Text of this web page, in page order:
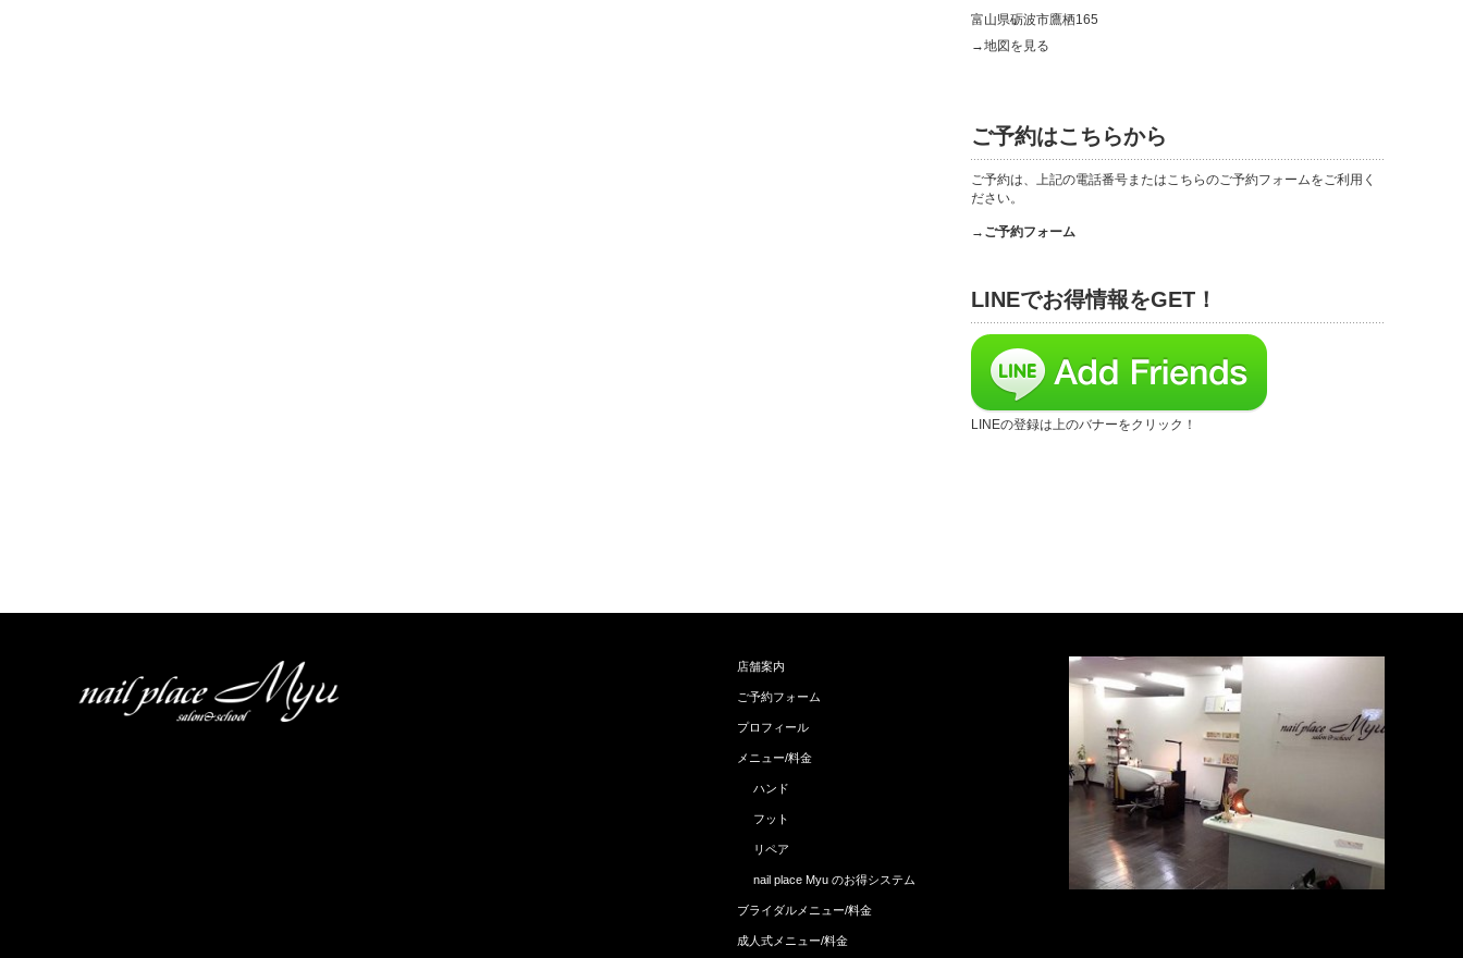
富山県砺波市鷹栖165
→地図を見る
ご予約はこちらから
ご予約は、上記の電話番号またはこちらのご予約フォームをご利用く
ださい。
→ご予約フォーム
LINEでお得情報をGET！
LINEの登録は上のバナーをクリック！
店舗案内
ご予約フォーム
プロフィール
メニュー/料金
ハンド
フット
リペア
nail place Myu のお得システム
ブライダルメニュー/料金
成人式メニュー/料金